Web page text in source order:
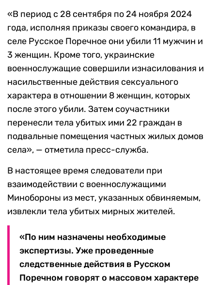
«В период с 28 сентября по 24 ноября 2024
года, исполняя приказы своего командира, в
селе Русское Поречное они убили 11 мужчин и
3 женщин. Кроме того, украинские
военнослужащие совершили изнасилования и
насильственные действия сексуального
характера в отношении 8 женщин, которых
после этого убили. Затем соучастники
перенесли тела убитых ими 22 граждан в
подвальные помещения частных жилых домов
села», — отметила пресс-служба.
В настоящее время следователи при
взаимодействии с военнослужащими
Минобороны из мест, указанных обвиняемым,
извлекли тела убитых мирных жителей.
«По ним назначены необходимые
экспертизы. Уже проведенные
следственные действия в Русском
Поречном говорят о массовом характере